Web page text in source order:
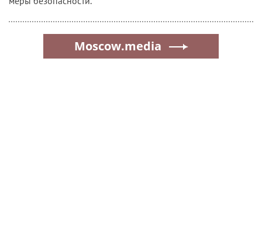
Moscow.media